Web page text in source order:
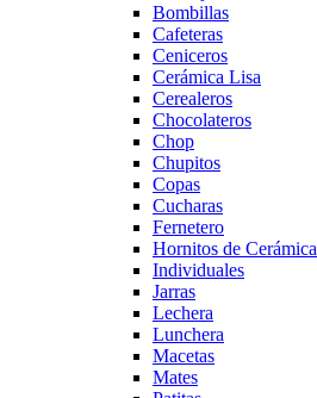
Bombillas
Cafeteras
Ceniceros
Cerámica Lisa
Cerealeros
Chocolateros
Chop
Chupitos
Copas
Cucharas
Fernetero
Hornitos de Cerámica
Individuales
Jarras
Lechera
Lunchera
Macetas
Mates